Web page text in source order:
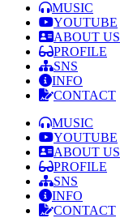
MUSIC
YOUTUBE
ABOUT US
PROFILE
SNS
INFO
CONTACT
MUSIC
YOUTUBE
ABOUT US
PROFILE
SNS
INFO
CONTACT